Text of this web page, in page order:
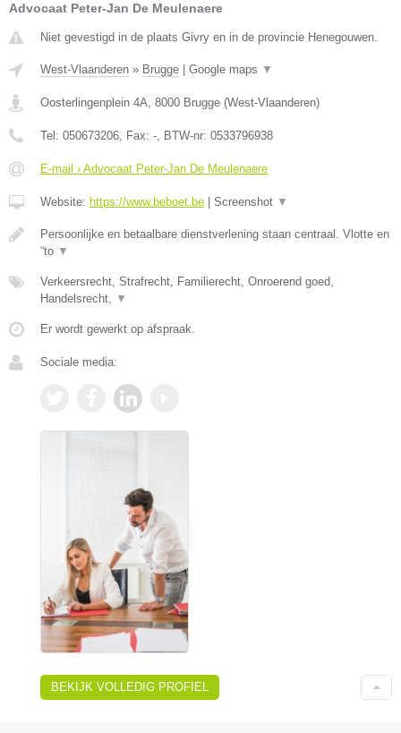
Advocaat Peter-Jan De Meulenaere
Niet gevestigd in de plaats Givry en in de provincie Henegouwen.
West-Vlaanderen » Brugge Google maps ▼
Oosterlingenplein 4A, 8000 Brugge (West-Vlaanderen)
Tel: 050673206, Fax: -, BTW-nr: 0533796938
E-mail › Advocaat Peter-Jan De Meulenaere
Website: https://www.beboet.be Screenshot ▼
Persoonlijke en betaalbare dienstverlening staan centraal. Vlotte en
“to ▼
Verkeersrecht, Strafrecht, Familierecht, Onroerend goed,
Handelsrecht, ▼
Er wordt gewerkt op afspraak.
Sociale media:
BEKIJK VOLLEDIG PROFIEL